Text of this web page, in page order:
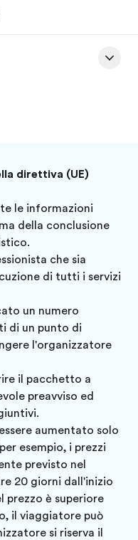
direttiva (UE)
le informazioni
della conclusione
che sia
di tutti i servizi
un numero
di un punto di
l'organizzatore
il pacchetto a
preavviso ed
aumentato solo
esempio, i prezzi
previsto nel
20 giorni dall'inizio
prezzo è superiore
il viaggiatore può
si riserva il